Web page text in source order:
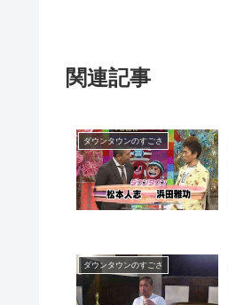
関連記事
ダウンタウンのすごさ
ダウンタウンのすごさ